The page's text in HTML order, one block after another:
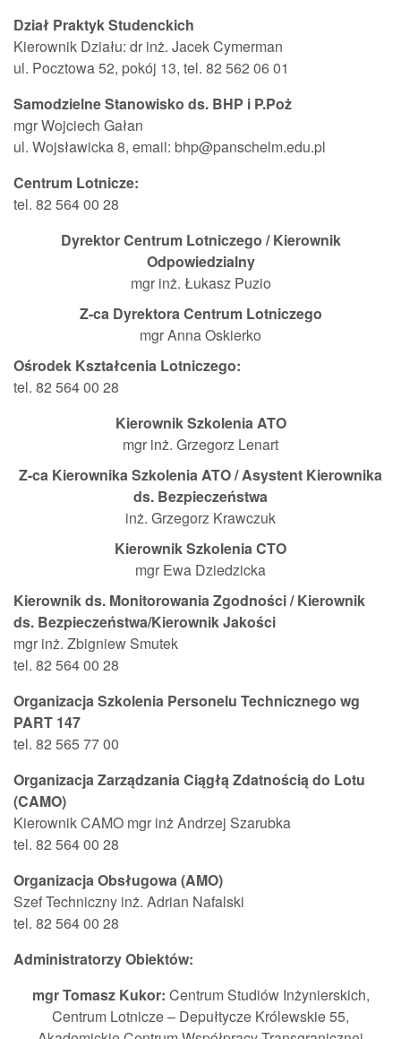
Dział Praktyk Studenckich
Kierownik Działu: dr inż. Jacek Cymerman
ul. Pocztowa 52, pokój 13, tel. 82 562 06 01
Samodzielne Stanowisko ds. BHP i P.Poż
mgr Wojciech Gałan
ul. Wojsławicka 8, email: bhp@panschelm.edu.pl
Centrum Lotnicze:
tel. 82 564 00 28
Dyrektor Centrum Lotniczego / Kierownik
Odpowiedzialny
mgr inż. Łukasz Puzio
Z-ca Dyrektora Centrum Lotniczego
mgr Anna Oskierko
Ośrodek Kształcenia Lotniczego:
tel. 82 564 00 28
Kierownik Szkolenia ATO
mgr inż. Grzegorz Lenart
Z-ca Kierownika Szkolenia ATO / Asystent Kierownika
ds. Bezpieczeństwa
inż. Grzegorz Krawczuk
Kierownik Szkolenia CTO
mgr Ewa Dziedzicka
Kierownik ds. Monitorowania Zgodności / Kierownik
ds. Bezpieczeństwa/Kierownik Jakości
mgr inż. Zbigniew Smutek
tel. 82 564 00 28
Organizacja Szkolenia Personelu Technicznego wg
PART 147
tel. 82 565 77 00
Organizacja Zarządzania Ciągłą Zdatnością do Lotu
(CAMO)
Kierownik CAMO mgr inż Andrzej Szarubka
tel. 82 564 00 28
Organizacja Obsługowa (AMO)
Szef Techniczny inż. Adrian Nafalski
tel. 82 564 00 28
Administratorzy Obiektów:
mgr Tomasz Kukor: Centrum Studiów Inżynierskich,
Centrum Lotnicze – Depułtycze Królewskie 55,